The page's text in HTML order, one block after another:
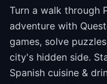
Turn a walk through
adventure with
games, solve
city's hidden side.
Spanish cuisine &